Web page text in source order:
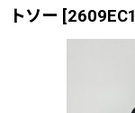
トソー [